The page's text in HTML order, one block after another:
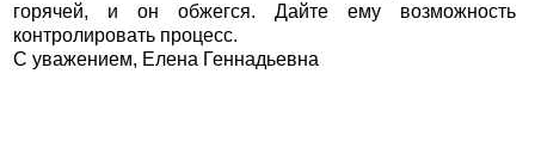
горячей, и он обжегся. Дайте ему возможность
контролировать процесс.
С уважением, Елена Геннадьевна